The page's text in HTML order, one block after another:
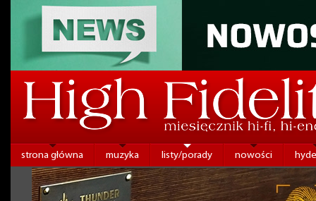
strona główna muzyka listy/porady nowości